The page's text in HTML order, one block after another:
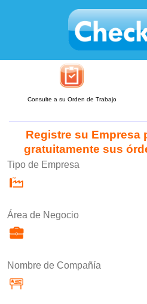
Consulte a su Orden de Trabajo
Registre su Empresa
gratuitamente sus
Tipo de Empresa
Área de Negocio
Nombre de Compañía